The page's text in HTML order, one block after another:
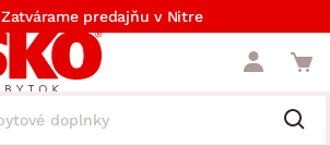
Zatvárame predajňu v Nitre